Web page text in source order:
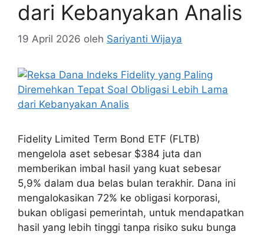
dari Kebanyakan Analis
19 April 2026 oleh Sariyanti Wijaya
Fidelity Limited Term Bond ETF (FLTB)
mengelola aset sebesar $384 juta dan
memberikan imbal hasil yang kuat sebesar
5,9% dalam dua belas bulan terakhir. Dana ini
mengalokasikan 72% ke obligasi korporasi,
bukan obligasi pemerintah, untuk mendapatkan
hasil yang lebih tinggi tanpa risiko suku bunga